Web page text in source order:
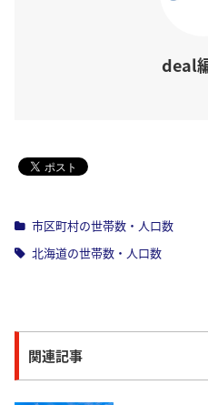
deal
市区町村の世帯数・人口数
北海道の世帯数・人口数
関連記事